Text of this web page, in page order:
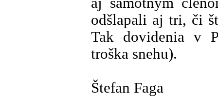
odšlapali aj tri, či
Tak dovidenia v
troška snehu).
Štefan Faga